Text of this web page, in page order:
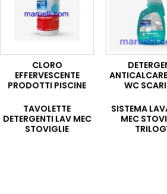
CLORO
EFFERVESCENTE
PRODOTTI PISCINE
WC
TAVOLETTE
DETERGENTI LAV MEC
STOVIGLIE
SISTEMA
MEC